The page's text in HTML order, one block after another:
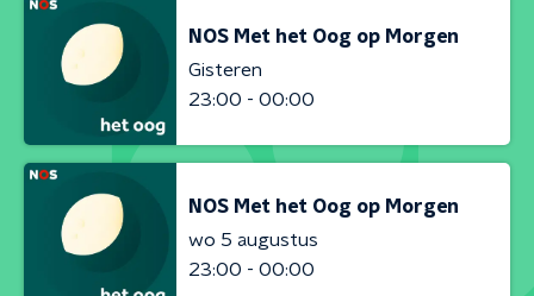
NOS Met het Oog op Morgen
Gisteren
23:00 - 00:00
NOS Met het Oog op Morgen
wo 5 augustus
23:00 - 00:00